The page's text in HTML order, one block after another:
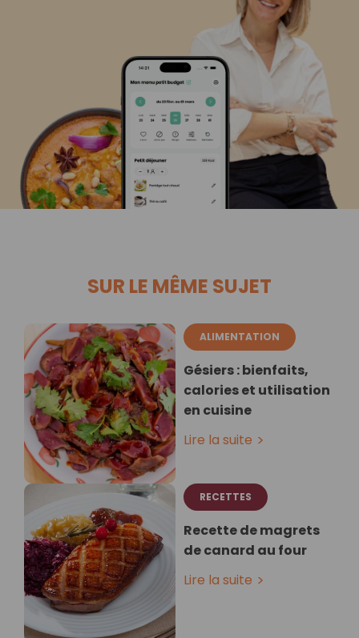
SUR LE MÊME SUJET
ALIMENTATION
Gésiers : bienfaits,
calories et utilisation
en cuisine
Lire la suite
RECETTES
Recette de magrets
de canard au four
Lire la suite